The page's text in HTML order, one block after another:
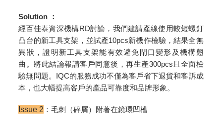
Solution ：
經百佳泰資深機構RD討論，我們建請產線使用較短螺釘
凸台的新工具支架，並試產10pcs新機作檢驗，結果全無
異狀，證明新工具支架能有效避免閘口變形及機構翹
曲。將此結論報請客戶同意後，再生產300pcs且全面檢
驗無問題。IQC的服務成功不僅為客戶省下退貨和客訴成
本，也大幅提高客戶的產品可靠度和品牌形象。
Issue 2 ：毛刺（碎屑）附著在鏡環凹槽